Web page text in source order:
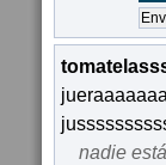
nadie